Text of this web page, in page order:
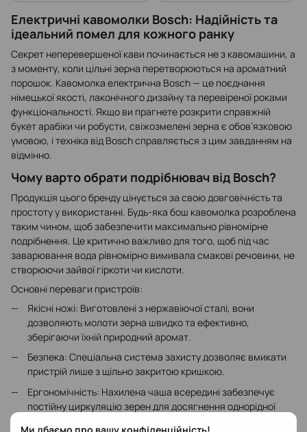
Ми дбаємо про вашу конфіденційність!
Електричні кавомолки Bosch: Надійність та
ідеальний помел для кожного ранку
Секрет неперевершеної кави починається не з кавомашини, а
з моменту, коли цільні зерна перетворюються на ароматний
порошок. Кавомолка електрична Bosch — це поєднання
німецької якості, лаконічного дизайну та перевіреної роками
функціональності. Якщо ви прагнете розкрити справжній
букет арабіки чи робусти, свіжозмелені зерна є обов’язковою
умовою, і техніка від Bosch справляється з цим завданням на
відмінно.
Чому варто обрати подрібнювач від Bosch?
Продукція цього бренду цінується за свою довговічність та
простоту у використанні. Будь-яка бош кавомолка розроблена
таким чином, щоб забезпечити максимально рівномірне
подрібнення. Це критично важливо для того, щоб під час
заварювання вода рівномірно вимивала смакові речовини, не
створюючи зайвої гіркоти чи кислоти.
Основні переваги пристроїв:
Якісні ножі: Виготовлені з нержавіючої сталі, вони
дозволяють молоти зерна швидко та ефективно,
зберігаючи їхній природний аромат.
Безпека: Спеціальна система захисту дозволяє вмикати
пристрій лише з щільно закритою кришкою.
Ергономічність: Нахилена чаша всередині забезпечує
постійну циркуляцію зерен для досягнення однорідної